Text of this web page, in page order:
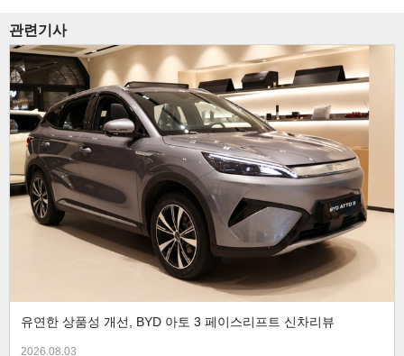
관련기사
유연한 상품성 개선, BYD 아토 3 페이스리프트 신차리뷰
2026.08.03